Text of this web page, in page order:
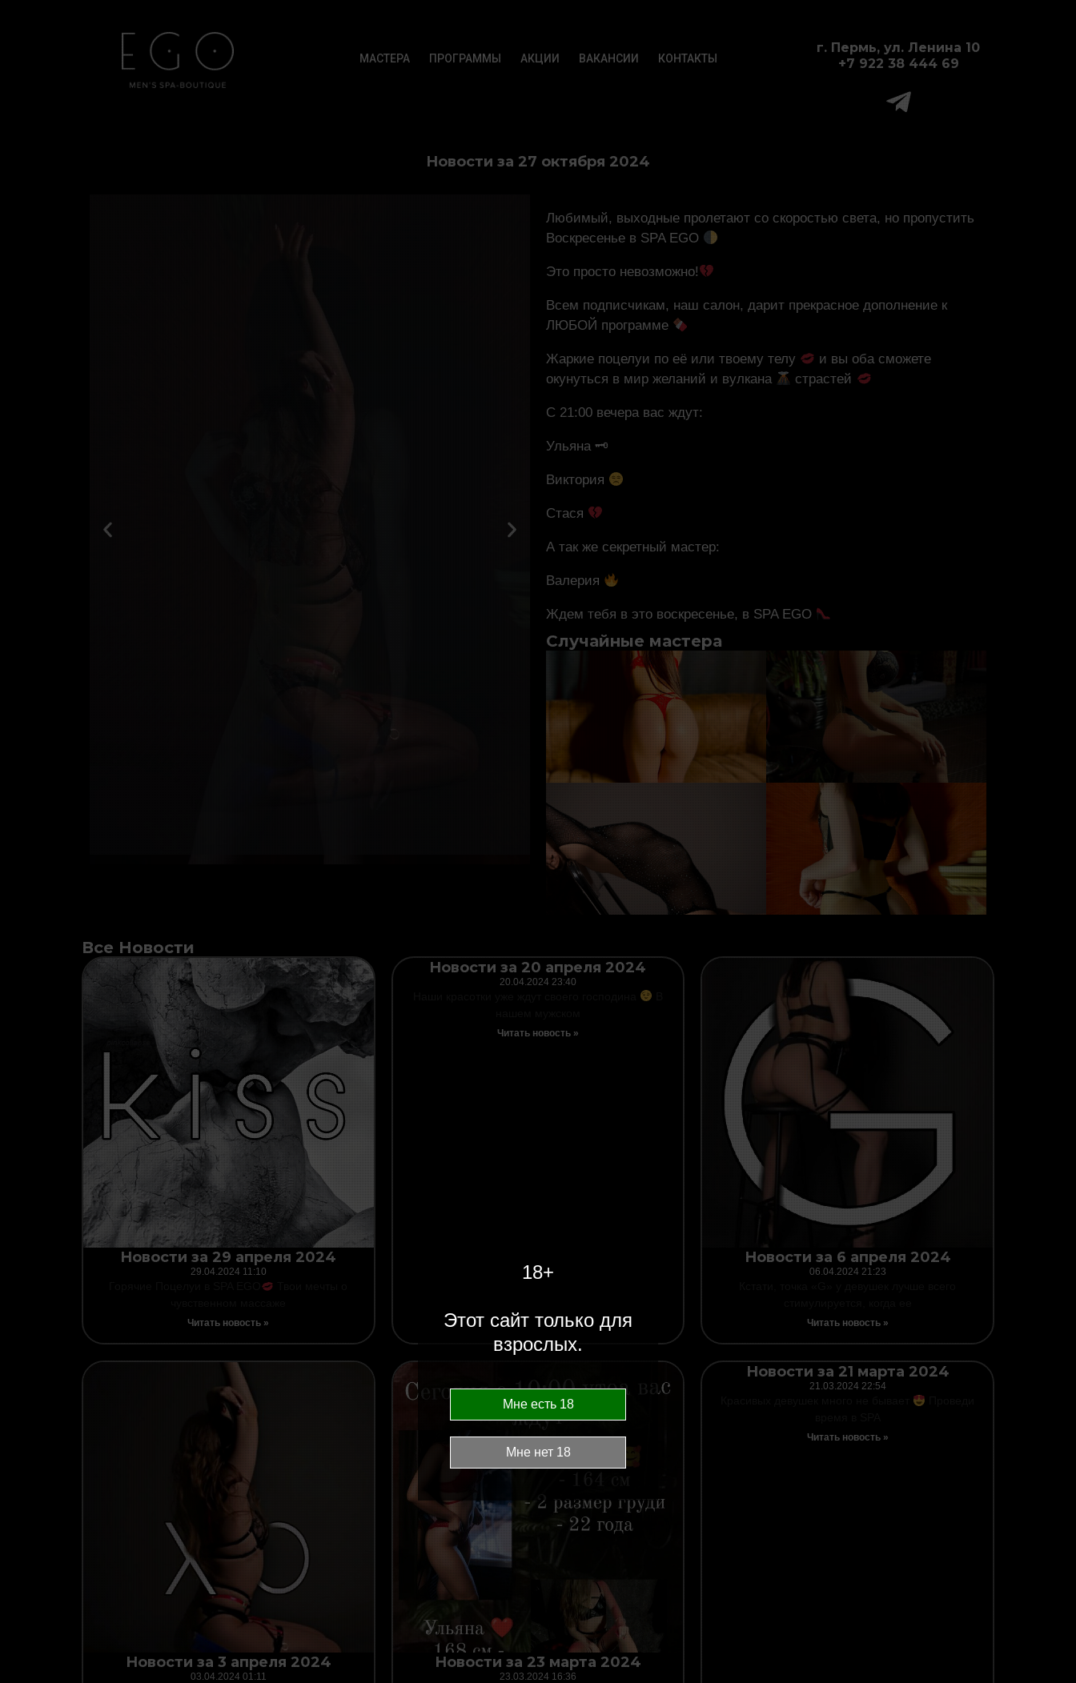
МАСТЕРА ПРОГРАММЫ АКЦИИ ВАКАНСИИ КОНТАКТЫ
г. Пермь, ул. Ленина 10
+7 922 38 444 69
Новости за 27 октября 2024
Любимый, выходные пролетают со скоростью света, но пропустить
Воскресенье в SPA EGO
Это просто невозможно!
Всем подписчикам, наш салон, дарит прекрасное дополнение к
ЛЮБОЙ программе
Жаркие поцелуи по её или твоему телу
и вы оба сможете
окунуться в мир желаний и вулкана
страстей
С 21:00 вечера вас ждут:
Ульяна 🗝
Виктория
Стася
А так же секретный мастер:
Валерия
Ждем тебя в это воскресенье, в SPA EGO
Случайные мастера
Все Новости
Новости за 29 апреля 2024
29.04.2024 11:10
Читать новость »
Новости за 20 апреля 2024
20.04.2024 23:40
Читать новость »
Новости за 6 апреля 2024
06.04.2024 21:23
Читать новость »
Новости за 3 апреля 2024
03.04.2024 01:11
Новости за 23 марта 2024
23.03.2024 16:36
Новости за 21 марта 2024
21.03.2024 22:54
Читать новость »
Page PagePagePage Page
18+
Этот сайт только для
взрослых.